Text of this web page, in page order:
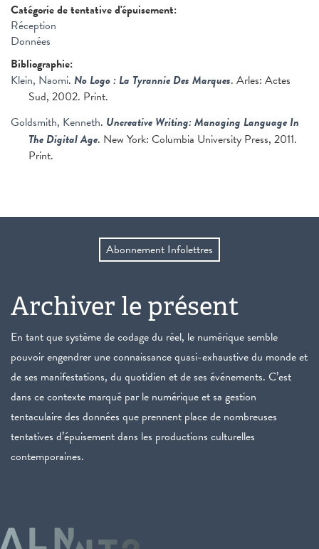
Catégorie de tentative d'épuisement:
Réception
Données
Bibliographie:
Klein, Naomi. No Logo : La Tyrannie Des Marques. Arles: Actes
Sud, 2002. Print.
Goldsmith, Kenneth. Uncreative Writing: Managing Language In
The Digital Age. New York: Columbia University Press, 2011.
Print.
Abonnement Infolettres
Archiver le présent
En tant que système de codage du réel, le numérique semble
pouvoir engendrer une connaissance quasi-exhaustive du monde et
de ses manifestations, du quotidien et de ses événements. C’est
dans ce contexte marqué par le numérique et sa gestion
tentaculaire des données que prennent place de nombreuses
tentatives d’épuisement dans les productions culturelles
contemporaines.